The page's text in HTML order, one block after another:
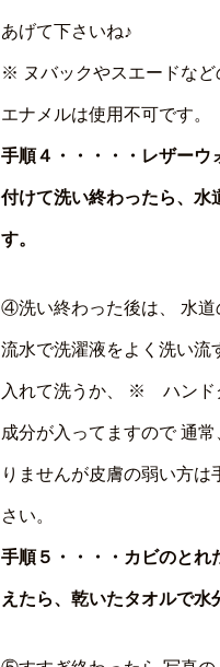
あげて下さいね♪
※ ヌバックやスエードなど
エナメルは使用不可です。
手順４・・・・・レザーウ
付けて洗い終わったら、水
す。
④洗い終わった後は、 水道
流水で洗濯液をよく洗い流
入れて洗うか、 ※ ハンド
成分が入ってますので 通
りませんが皮膚の弱い方は
さい。
手順５・・・・カビのとれ
えたら、乾いたタオルで水